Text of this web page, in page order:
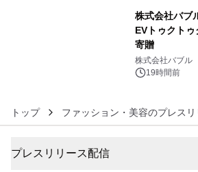
株式会社バブ
EVトゥクト
寄贈
株式会社バブル
19時間前
トップ ファッション・美容のプレス
プレスリリース配信